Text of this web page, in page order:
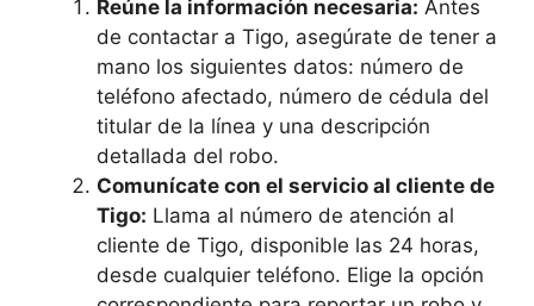
Reúne‍ la⁤ información necesaria: Antes
de contactar a Tigo, asegúrate de tener a
mano los siguientes datos: número de
teléfono afectado, número de cédula del
titular de la línea y⁤ una descripción
detallada del robo.
Comunícate ​con ⁤el⁣ servicio al cliente de⁣
Tigo: Llama al⁤ número de atención al
cliente de Tigo, disponible las 24 ​horas,
desde cualquier teléfono. ‌Elige la opción